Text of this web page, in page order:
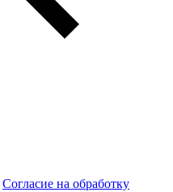
Согласие на обработку